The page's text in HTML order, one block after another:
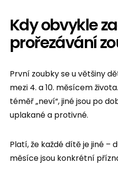
Kdy obvykle
prořezávání
První zoubky se u většiny
mezi 4. a 10. měsícem
téměř „neví“, jiné jsou po
uplakané a protivné.
Platí, že každé dítě je jiné –
měsíce jsou konkrétní